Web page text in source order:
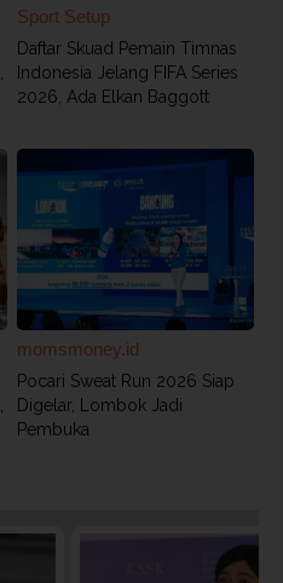
Sport Setup
Daftar Skuad Pemain Timnas
Indonesia Jelang FIFA Series
2026, Ada Elkan Baggott
momsmoney.id
Pocari Sweat Run 2026 Siap
Digelar, Lombok Jadi
Pembuka